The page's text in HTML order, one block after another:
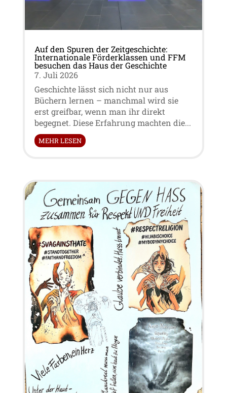
Auf den Spuren der Zeitgeschichte:
Internationale Förderklassen und FFM
besuchen das Haus der Geschichte
7. Juli 2026
Geschichte lässt sich nicht nur aus
Büchern lernen – manchmal wird sie
erst greifbar, wenn man ihr direkt
begegnet. Diese Erfahrung machten die...
MEHR LESEN